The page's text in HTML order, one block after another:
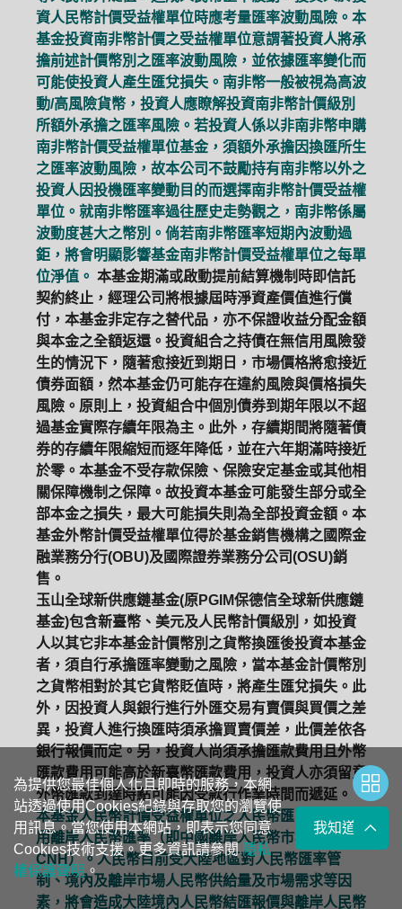
資人民幣計價受益權單位時應考量匯率波動風險。本
基金投資南非幣計價之受益權單位意謂著投資人將承
擔前述計價幣別之匯率波動風險，並依據匯率變化而
可能使投資人產生匯兌損失。南非幣一般被視為高波
動/高風險貨幣，投資人應瞭解投資南非幣計價級別
所額外承擔之匯率風險。若投資人係以非南非幣申購
南非幣計價受益權單位基金，須額外承擔因換匯所生
之匯率波動風險，故本公司不鼓勵持有南非幣以外之
投資人因投機匯率變動目的而選擇南非幣計價受益權
單位。就南非幣匯率過往歷史走勢觀之，南非幣係屬
波動度甚大之幣別。倘若南非幣匯率短期內波動過
鉅，將會明顯影響基金南非幣計價受益權單位之每單
位淨值。 本基金期滿或啟動提前結算機制時即信託
契約終止，經理公司將根據屆時淨資產價值進行償
付，本基金非定存之替代品，亦不保證收益分配金額
與本金之全額返還。投資組合之持債在無信用風險發
生的情況下，隨著愈接近到期日，市場價格將愈接近
債券面額，然本基金仍可能存在違約風險與價格損失
風險。原則上，投資組合中個別債券到期年限以不超
過基金實際存續年限為主。此外，存續期間將隨著債
券的存續年限縮短而逐年降低，並在六年期滿時接近
於零。本基金不受存款保險、保險安定基金或其他相
關保障機制之保障。故投資本基金可能發生部分或全
部本金之損失，最大可能損失則為全部投資金額。本
基金外幣計價受益權單位得於基金銷售機構之國際金
融業務分行(OBU)及國際證券業務分公司(OSU)銷
售。
玉山全球新供應鏈基金(原PGIM保德信全球新供應鏈
基金)包含新臺幣、美元及人民幣計價級別，如投資
人以其它非本基金計價幣別之貨幣換匯後投資本基金
者，須自行承擔匯率變動之風險，當本基金計價幣別
之貨幣相對於其它貨幣貶值時，將產生匯兌損失。此
外，因投資人與銀行進行外匯交易有賣價與買價之差
異，投資人進行換匯時須承擔買賣價差，此價差依各
銀行報價而定。另，投資人尚須承擔匯款費用且外幣
匯款費用可能高於新臺幣匯款費用，投資人亦須留意
外幣匯款到達時點可能因受款行作業時間而遞延。
本基金人民幣計價受益權單位之人民幣匯率主要係採
用離岸人民幣匯率（即中國離岸人民幣市場的匯率，
CNH）。人民幣目前受大陸地區對人民幣匯率管
制、境內及離岸市場人民幣供給量及市場需求等因
素，將會造成大陸境內人民幣結匯報價與離岸人民幣
為提供您最佳個人化且即時的服務，本網
站透過使用Cookies紀錄與存取您的瀏覽使
用訊息。當您使用本網站，即表示您同意
Cookies技術支援。更多資訊請參閱隱私
權保護聲明。
我知道了